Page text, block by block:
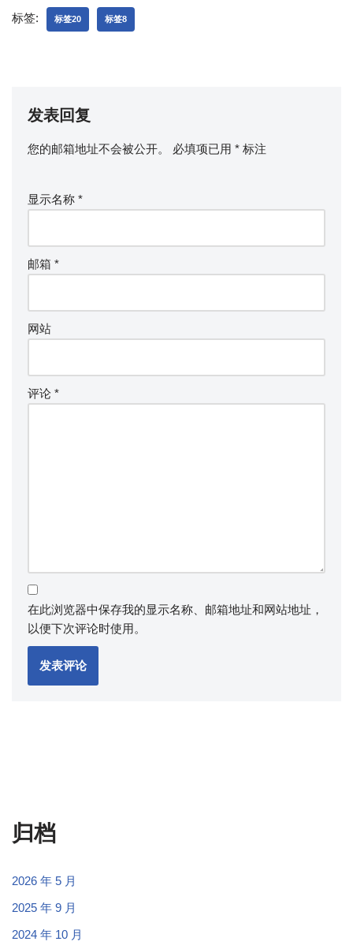
标签: 标签20 标签8
发表回复
您的邮箱地址不会被公开。 必填项已用 * 标注
显示名称 *
邮箱 *
网站
评论 *
在此浏览器中保存我的显示名称、邮箱地址和网站地址，
以便下次评论时使用。
归档
2026 年 5 月
2025 年 9 月
2024 年 10 月